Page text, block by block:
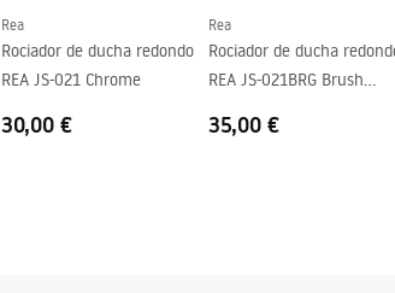
Rea
Rociador de ducha redondo
REA JS-021 Chrome
30,00 €
Rea
Rociador de ducha
REA JS-021BRG Brush
35,00 €